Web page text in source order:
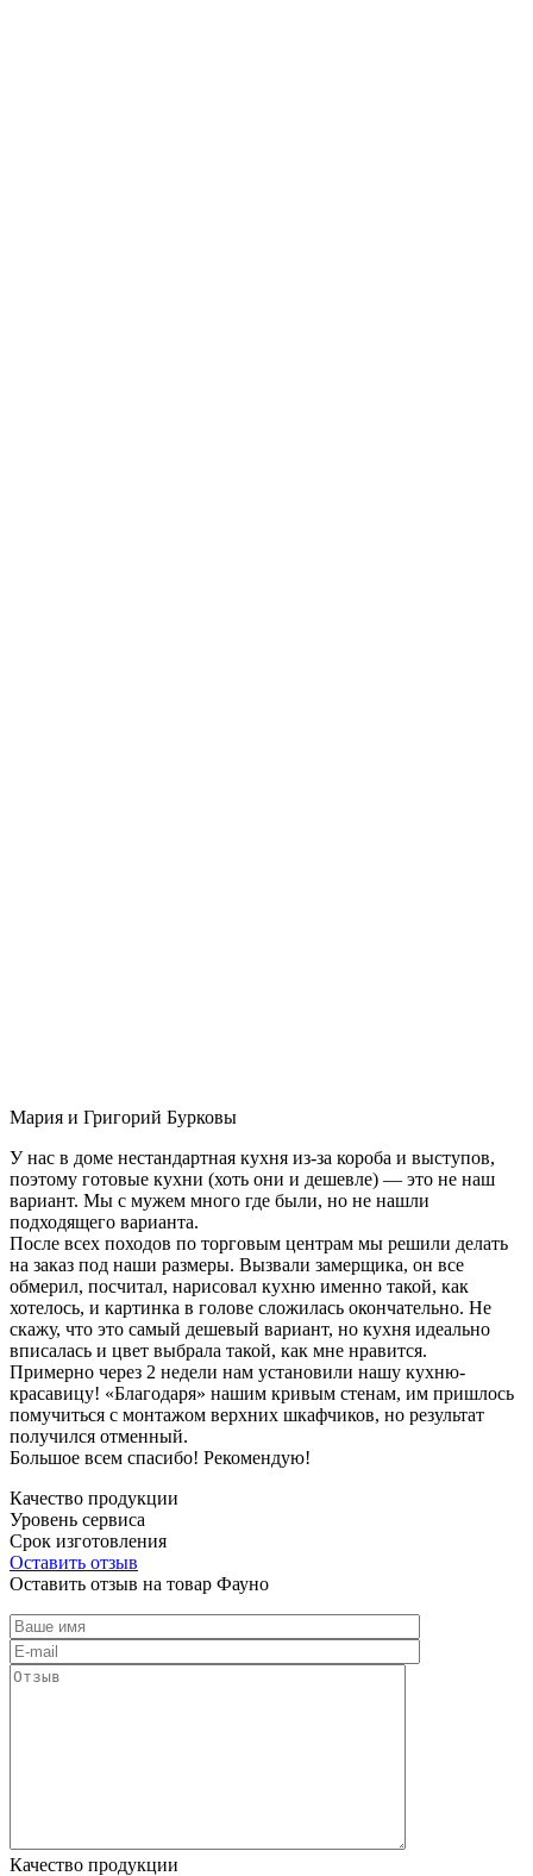
Мария и Григорий Бурковы
У нас в доме нестандартная кухня из-за короба и выступов,
поэтому готовые кухни (хоть они и дешевле) — это не наш
вариант. Мы с мужем много где были, но не нашли
подходящего варианта.
После всех походов по торговым центрам мы решили делать
на заказ под наши размеры. Вызвали замерщика, он все
обмерил, посчитал, нарисовал кухню именно такой, как
хотелось, и картинка в голове сложилась окончательно. Не
скажу, что это самый дешевый вариант, но кухня идеально
вписалась и цвет выбрала такой, как мне нравится.
Примерно через 2 недели нам установили нашу кухню-
красавицу! «Благодаря» нашим кривым стенам, им пришлось
помучиться с монтажом верхних шкафчиков, но результат
получился отменный.
Большое всем спасибо! Рекомендую!
Качество продукции
Уровень сервиса
Срок изготовления
Оставить отзыв
Оставить отзыв на товар Фауно
Качество продукции